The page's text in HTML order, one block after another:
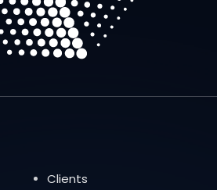
Clients